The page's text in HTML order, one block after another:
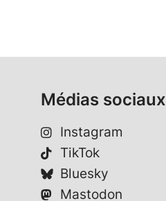
Médias sociaux
Instagram
TikTok
Bluesky
Mastodon